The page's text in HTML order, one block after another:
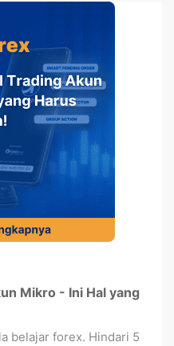
Mikro - Ini Hal yang
belajar forex. Hindari 5